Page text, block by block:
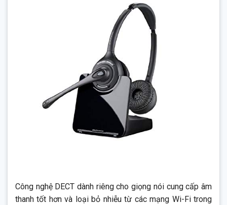
Công nghệ DECT dành riêng cho giọng nói cung cấp âm
thanh tốt hơn và loại bỏ nhiễu từ các mạng Wi-Fi trong